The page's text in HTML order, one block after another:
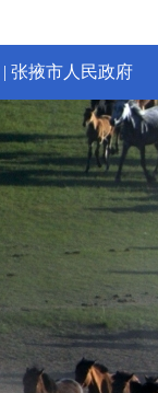
| 张掖市人民政府